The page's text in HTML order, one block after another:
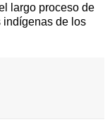
largo proceso de
indígenas de los